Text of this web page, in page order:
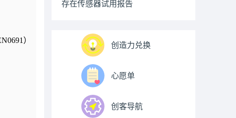
）
存在传感器试用报告
创造力兑换
心愿单
创客导航